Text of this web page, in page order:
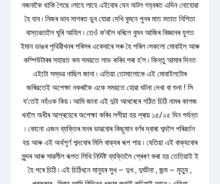
নজনাকৈ থাকি গৈছে ৷লাহে লাহে এইবোৰ যেন অটল গহ্বৰত এদিন নোহোৱা
হৈ যাব ৷ নিজৰ ভাব সাগৰত ডুব যোৱা দেখি বুমনে পুনৰ মাত মতাত নিশিতা
বাস্তৱতালৈ ঘূৰি আহিল ৷ তেওঁ ক’বলৈ ধৰিলে বুমন আজিৰ বিজ্ঞানৰ যুগত
ইমান ডাঙৰ পৃথিৱীখনৰ পৰিসৰ একেবাৰে সৰু হৈ পৰিল ৷সকলো মোবাইল আৰু
কম্পিউটাৰৰ সহায়ত কম সময়তে লাভ কৰিব পৰা হ’ল ৷ কিন্তু আমাৰ দিনত
এইটো সম্ভৱ নাছিল জানা ৷ এতিয়া তোমালোকে এই মোবাইলটোৰ
জৰিয়তেই অপেক্ষা নকৰাকৈ একে সময়তে হোৱা ঘটনা দেখা বা শুনা ! সি
য’তেই নহঁওক কিয় ৷ আমি জানা এই দুটা আখৰেৰে গঠিত চিঠি নামৰ কাগজ
খনলৈ অধীৰ আগ্ৰহেৰে অপেক্ষা কৰিব লগীয়া হয় প্ৰায় ১৫/২৫ দিন পৰ্যন্ত
৷ কোনো এজন ব্যক্তিৰ মনৰ ভাৱবোৰ কিছুমান বৰ্ণৰ দ্বাৰা শব্দলৈ পৰিৱৰ্তন
হয় আৰু এই অৰ্থপূৰ্ণ শব্দবোৰ মিলি বাক্যৰ ৰূপ পায় ৷ যেতিয়া এই বাক্যবোৰ
সুন্দৰ আৰু সাৱলীল ৰূপত লিখি নিৰ্দিষ্ট ব্যক্তিলৈ প্ৰেৰণ কৰা হয় তেতিয়াই ই
হৈ পৰে চিঠি ৷ এই চিঠিখনে মানুহৰ সুখ – দুখ , দুৰ্ঘটনা , জন্ম – মৃত্যু ,